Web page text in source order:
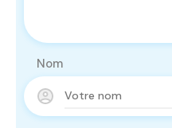
Nom